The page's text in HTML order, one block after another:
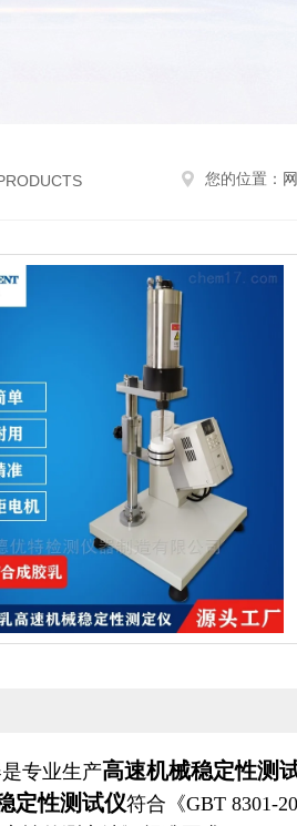
您的位置：
专业生产高速机械稳定性测
定性测试仪符合《GBT 8301-